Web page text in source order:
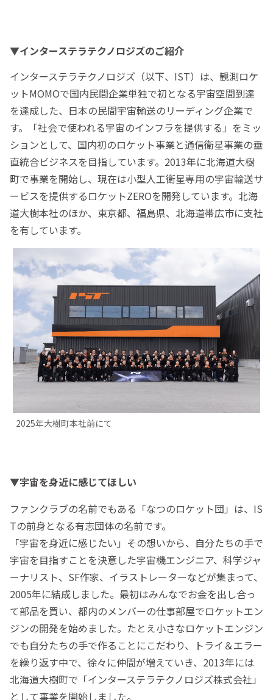
▼インターステラテクノロジズのご紹介
インターステラテクノロジズ（以下、IST）は、観測ロケ
ットMOMOで国内民間企業単独で初となる宇宙空間到達
を達成した、日本の民間宇宙輸送のリーディング企業で
す。「社会で使われる宇宙のインフラを提供する」をミッ
ションとして、国内初のロケット事業と通信衛星事業の垂
直統合ビジネスを目指しています。2013年に北海道大樹
町で事業を開始し、現在は小型人工衛星専用の宇宙輸送サ
ービスを提供するロケットZEROを開発しています。北海
道大樹本社のほか、東京都、福島県、北海道帯広市に支社
を有しています。
2025年大樹町本社前にて
▼宇宙を身近に感じてほしい
ファンクラブの名前でもある「なつのロケット団」は、IS
Tの前身となる有志団体の名前です。
「宇宙を身近に感じたい」その想いから、自分たちの手で
宇宙を目指すことを決意した宇宙機エンジニア、科学ジャ
ーナリスト、SF作家、イラストレーターなどが集まって、
2005年に結成しました。最初はみんなでお金を出し合っ
て部品を買い、都内のメンバーの仕事部屋でロケットエン
ジンの開発を始めました。たとえ小さなロケットエンジン
でも自分たちの手で作ることにこだわり、トライ＆エラー
を繰り返す中で、徐々に仲間が増えていき、2013年には
北海道大樹町で「インターステラテクノロジズ株式会社」
として事業を開始しました。